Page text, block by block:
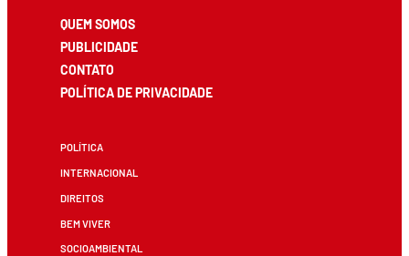
QUEM SOMOS
PUBLICIDADE
CONTATO
POLÍTICA DE PRIVACIDADE
POLÍTICA
INTERNACIONAL
DIREITOS
BEM VIVER
SOCIOAMBIENTAL